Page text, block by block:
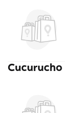
Cucurucho